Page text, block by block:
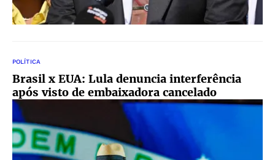
POLÍTICA
Brasil x EUA: Lula denuncia interferência
após visto de embaixadora cancelado